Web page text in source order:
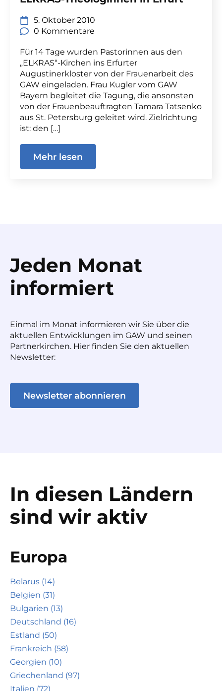
5. Oktober 2010
0 Kommentare
Für 14 Tage wurden Pastorinnen aus den
„ELKRAS“-Kirchen ins Erfurter
Augustinerkloster von der Frauenarbeit des
GAW eingeladen. Frau Kugler vom GAW
Bayern begleitet die Tagung, die ansonsten
von der Frauenbeauftragten Tamara Tatsenko
aus St. Petersburg geleitet wird. Zielrichtung
ist: den […]
Mehr lesen
Jeden Monat
informiert
Einmal im Monat informieren wir Sie über die
aktuellen Entwicklungen im GAW und seinen
Partnerkirchen. Hier finden Sie den aktuellen
Newsletter:
Newsletter abonnieren
In diesen Ländern
sind wir aktiv
Europa
Belarus (14)
Belgien (31)
Bulgarien (13)
Deutschland (16)
Estland (50)
Frankreich (58)
Georgien (10)
Griechenland (97)
Italien (72)